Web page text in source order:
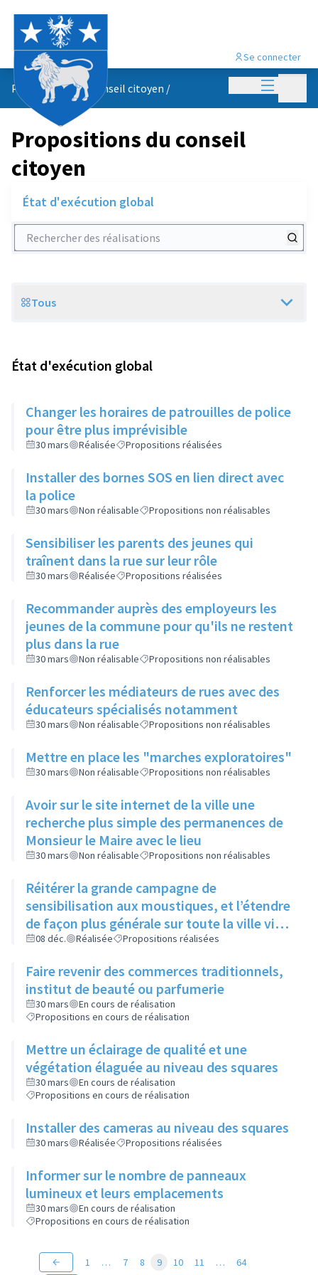
Menu
Se connecter
Propositions du conseil citoyen /
Propositions du conseil
citoyen
État d'exécution global
Rechercher des réalisations
Scope
Tous
État d'exécution global
Changer les horaires de patrouilles de police
pour être plus imprévisible
30 mars Réalisée Propositions réalisées
Installer des bornes SOS en lien direct avec
la police
30 mars Non réalisable Propositions non réalisables
Sensibiliser les parents des jeunes qui
traînent dans la rue sur leur rôle
30 mars Réalisée Propositions réalisées
Recommander auprès des employeurs les
jeunes de la commune pour qu'ils ne restent
plus dans la rue
30 mars Non réalisable Propositions non réalisables
Renforcer les médiateurs de rues avec des
éducateurs spécialisés notamment
30 mars Non réalisable Propositions non réalisables
Mettre en place les "marches exploratoires"
30 mars Non réalisable Propositions non réalisables
Avoir sur le site internet de la ville une
recherche plus simple des permanences de
Monsieur le Maire avec le lieu
30 mars Non réalisable Propositions non réalisables
Réitérer la grande campagne de
sensibilisation aux moustiques, et l’étendre
de façon plus générale sur toute la ville via
ses réseaux sociaux et canaux de diffusion
08 déc. Réalisée Propositions réalisées
Faire revenir des commerces traditionnels,
institut de beauté ou parfumerie
30 mars
En cours de réalisation
Propositions en cours de réalisation
Mettre un éclairage de qualité et une
végétation élaguée au niveau des squares
30 mars
En cours de réalisation
Propositions en cours de réalisation
Installer des cameras au niveau des squares
30 mars Réalisée Propositions réalisées
Informer sur le nombre de panneaux
lumineux et leurs emplacements
30 mars
En cours de réalisation
Propositions en cours de réalisation
1 … 7 8 9 10 11 … 64